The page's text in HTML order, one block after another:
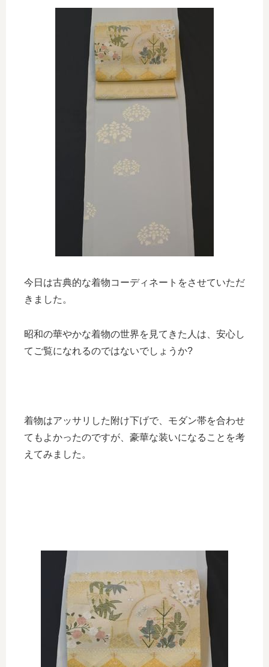
今日は古典的な着物コーディネートをさせていただ
きました。
昭和の華やかな着物の世界を見てきた人は、安心し
てご覧になれるのではないでしょうか?
着物はアッサリした附け下げで、モダン帯を合わせ
てもよかったのですが、豪華な装いになることを考
えてみました。